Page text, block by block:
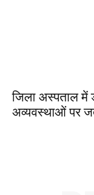
जिला अस्पताल में
अव्यवस्थाओं पर